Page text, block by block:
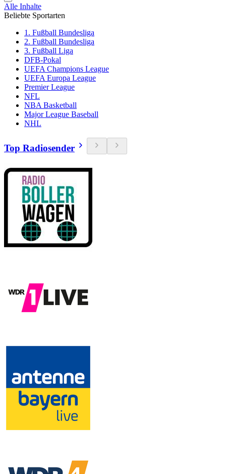
Alle Inhalte
Beliebte Sportarten
1. Fußball Bundesliga
2. Fußball Bundesliga
3. Fußball Liga
DFB-Pokal
UEFA Champions League
UEFA Europa League
Premier League
NFL
NBA Basketball
Major League Baseball
NHL
Top Radiosender